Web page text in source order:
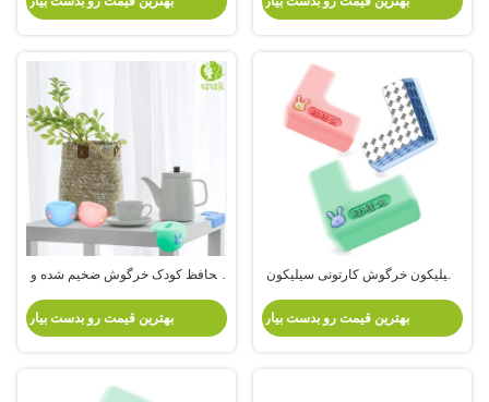
محافظ کودک خرگوش ضخیم شده و
محافظ گوشه میز کودکان
بهترین قیمت رو بدست بیار
سیلیکون خرگوش کارتونی سیلیکون
برخورد
بهترین قیمت رو بدست بیار